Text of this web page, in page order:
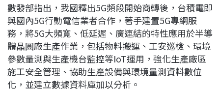
數發部指出，我國釋出5G頻段開始商轉後，台積電即
與國內5G行動電信業者合作，著手建置5G專網服
務，將5G大頻寬、低延遲、廣連結的特性應用於半導
體晶圓廠生產作業，包括物料搬運、工安巡檢、環境
參數量測與生產機台監控等IoT運用，強化生產廠區
施工安全管理、協助生產設備與環境量測資料數位
化，並建立數據資料庫加以分析。